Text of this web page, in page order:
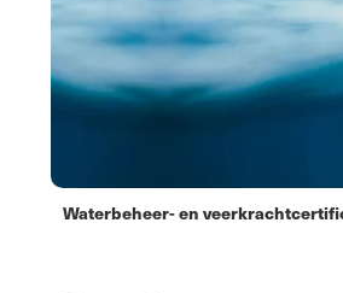
Waterbeheer- en